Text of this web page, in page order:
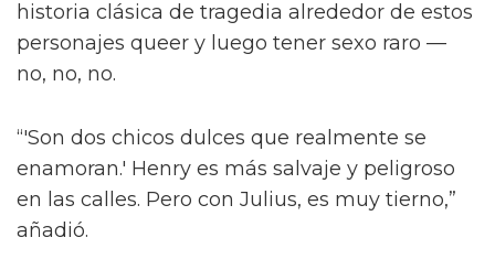
historia clásica de tragedia alrededor de estos
personajes queer y luego tener sexo raro —
no, no, no.
“'Son dos chicos dulces que realmente se
enamoran.' Henry es más salvaje y peligroso
en las calles. Pero con Julius, es muy tierno,”
añadió.